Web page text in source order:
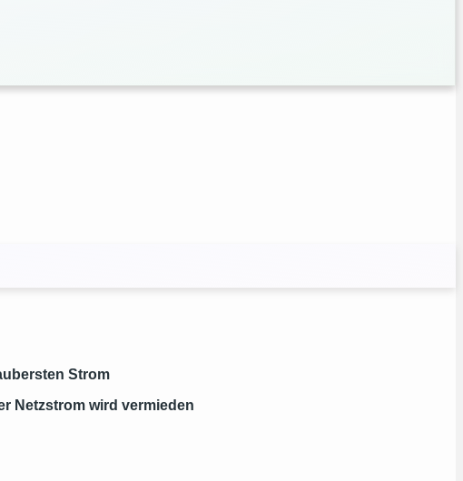
Strom
Netzstrom wird vermieden